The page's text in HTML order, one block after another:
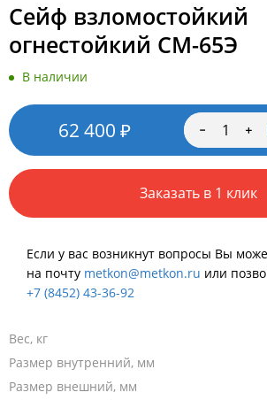
Сейф взломостойкий
огнестойкий СМ-65Э
В наличии
62 400 ₽
Заказать в 1 клик
Если у вас возникнут вопросы Вы
на почту metkon@metkon.ru или
+7 (8452) 43-36-92
Вес, кг
Размер внутренний, мм
Размер внешний, мм